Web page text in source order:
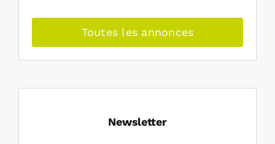
Toutes les annonces
Newsletter